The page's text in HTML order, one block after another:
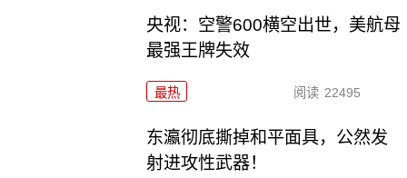
央视：空警600横空出世，美航母
最强王牌失效
最热 阅读 22495
东瀛彻底撕掉和平面具，公然发
射进攻性武器！